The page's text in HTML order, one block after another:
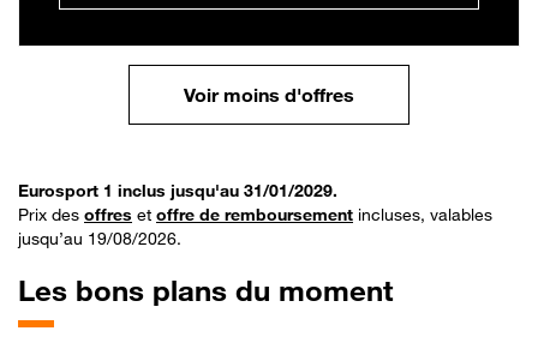
Voir moins d'offres
Eurosport 1 inclus jusqu'au 31/01/2029.
Prix des offres et offre de remboursement incluses, valables
jusqu’au 19/08/2026.
Les bons plans du moment